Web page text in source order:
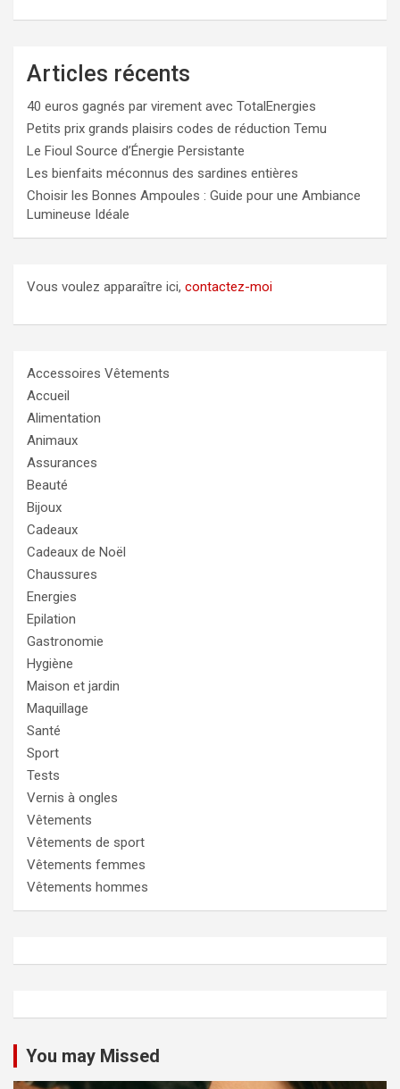
Articles récents
40 euros gagnés par virement avec TotalEnergies
Petits prix grands plaisirs codes de réduction Temu
Le Fioul Source d’Énergie Persistante
Les bienfaits méconnus des sardines entières
Choisir les Bonnes Ampoules : Guide pour une Ambiance
Lumineuse Idéale
Vous voulez apparaître ici, contactez-moi
Accessoires Vêtements
Accueil
Alimentation
Animaux
Assurances
Beauté
Bijoux
Cadeaux
Cadeaux de Noël
Chaussures
Energies
Epilation
Gastronomie
Hygiène
Maison et jardin
Maquillage
Santé
Sport
Tests
Vernis à ongles
Vêtements
Vêtements de sport
Vêtements femmes
Vêtements hommes
You may Missed